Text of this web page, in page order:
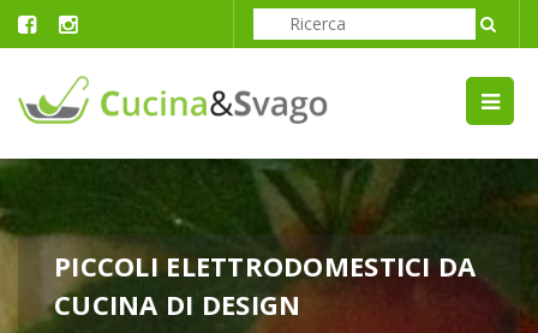
PICCOLI ELETTRODOMESTICI DA
CUCINA DI DESIGN